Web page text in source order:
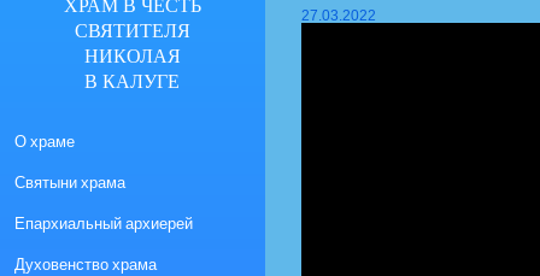
27.03.2022
СВЯТИТЕЛЯ
НИКОЛАЯ
В КАЛУГЕ
О храме
Святыни храма
Епархиальный архиерей
Духовенство храма